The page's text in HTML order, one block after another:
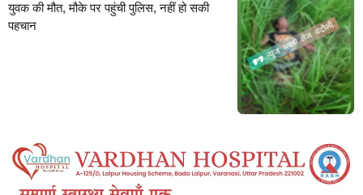
युवक की मौत, मौके पर पहुंची पुलिस, नहीं हो सकी
पहचान